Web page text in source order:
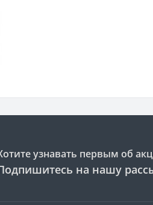
узнавать первым об
на нашу